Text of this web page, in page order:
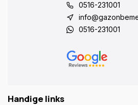
0516-231001
0516-231001
Handige links